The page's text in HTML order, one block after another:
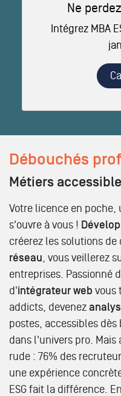
Ne
Intégrez MBA
Débouchés
Métiers
Votre licence en
s'ouvre à vous !
créerez les solutions de
réseau, vous veillerez
entreprises. Passionné
d'intégrateur web vous
addicts, devenez
postes, accessibles
dans l'univers pro.
rude : 76% des
une expérience
ESG fait la différence.